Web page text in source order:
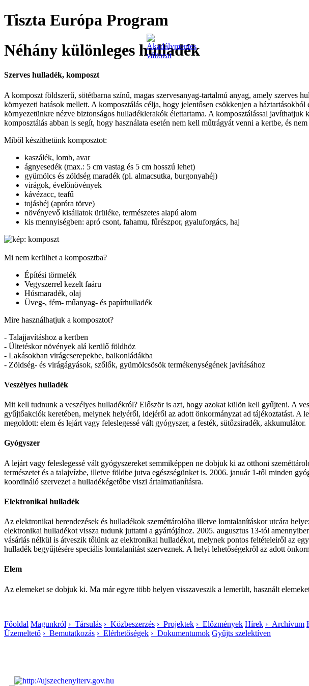
Tiszta Európa Program
Néhány különleges hulladék
Szerves hulladék, komposzt
A komposzt földszerű, sötétbarna színű, magas szervesanyag-tartalmú anyag, amely
környezeti hatások mellett. A komposztálás célja, hogy jelentősen csökkenjen a
környezetünkre nézve biztonságos hulladéklerakók élettartama. A komposztálással
komposztálás abban is segít, hogy használata esetén nem kell műtrágyát venni a kertbe, és
Miből készíthetünk komposztot:
kaszálék, lomb, avar
ágnyesedék (max.: 5 cm vastag és 5 cm hosszú lehet)
gyümölcs és zöldség maradék (pl. almacsutka, burgonyahéj)
virágok, évelőnövények
kávézacc, teafű
tojáshéj (apróra törve)
növényevő kisállatok ürüléke, természetes alapú alom
kis mennyiségben: apró csont, fahamu, fűrészpor, gyaluforgács, haj
Mi nem kerülhet a komposztba?
Építési törmelék
Vegyszerrel kezelt faáru
Húsmaradék, olaj
Üveg-, fém- műanyag- és papírhulladék
Mire használhatjuk a komposztot?
- Talajjavításhoz a kertben
- Ültetéskor növények alá kerülő földhöz
- Lakásokban virágcserepekbe, balkonládákba
- Zöldség- és virágágyások, szőlők, gyümölcsösök termékenységének javításához
Veszélyes hulladék
Mit kell tudnunk a veszélyes hulladékról? Először is azt, hogy azokat külön kell gyűjteni. A
gyűjtőakciók keretében, melynek helyéről, idejéről az adott önkormányzat ad tájékoztatást.
megoldott: elem és lejárt vagy feleslegessé vált gyógyszer, a festék, sütőzsiradék, akkumulátor.
Gyógyszer
A lejárt vagy feleslegessé vált gyógyszereket semmiképpen ne dobjuk ki az otthoni
természetet és a talajvízbe, illetve földbe jutva egészségünket is. 2006. január 1-től minden
koordináló szervezet a hulladékégetőbe viszi ártalmatlanításra.
Elektronikai hulladék
Az elektronikai berendezések és hulladékok szeméttárolóba illetve lomtalanításkor utcára
elektronikai hulladékot vissza tudunk juttatni a gyártójához. 2005. augusztus 13-tól
vásárlás nélkül is átveszik tőlünk az elektronikai hulladékot, melynek pontos feltételeiről az
hulladék begyűjtésére speciális lomtalanítást szerveznek. A helyi lehetőségekről az adott
Elem
Az elemeket se dobjuk ki. Ma már egyre több helyen visszaveszik a lemerült, használt
Főoldal Magunkról › Társulás › Közbeszerzés › Projektek › Előzmények Hírek › Archívum
Üzemeltető › Bemutatkozás › Elérhetőségek › Dokumentumok Gyűjts szelektíven